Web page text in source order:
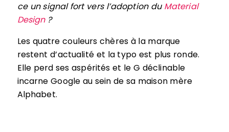
ce un signal fort vers l’adoption du Material
Design?
Les quatre couleurs chères à la marque
restent d’actualité et la typo est plus ronde.
Elle perd ses aspérités et le G déclinable
incarne Google au sein de sa maison mère
Alphabet.